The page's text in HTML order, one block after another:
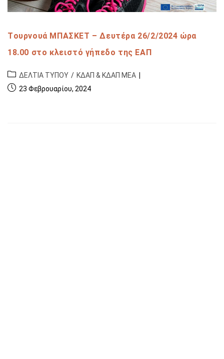
Tουρνουά ΜΠΑΣΚΕΤ – Δευτέρα 26/2/2024 ώρα
18.00 στο κλειστό γήπεδο της ΕΑΠ
ΔΕΛΤΙΑ ΤΥΠΟΥ / ΚΔΑΠ & ΚΔΑΠ ΜΕΑ
23 Φεβρουαρίου, 2024